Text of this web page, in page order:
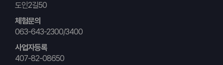
도인2길50
체험문의
063-643-2300/3400
사업자등록
407-82-08650